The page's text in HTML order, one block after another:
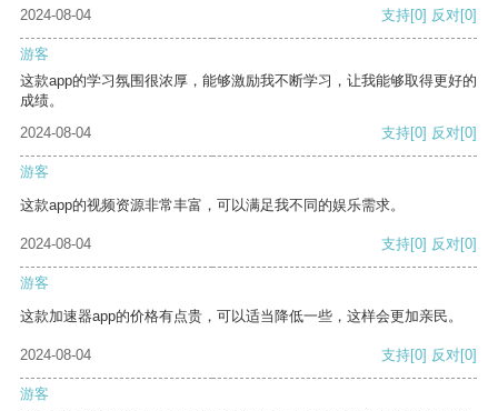
2024-08-04 支持[0] 反对[0]
游客
这款app的学习氛围很浓厚，能够激励我不断学习，让我能够取得更好的
成绩。
2024-08-04
支持[0] 反对[0]
游客
这款app的视频资源非常丰富，可以满足我不同的娱乐需求。
2024-08-04 支持[0] 反对[0]
游客
这款加速器app的价格有点贵，可以适当降低一些，这样会更加亲民。
2024-08-04 支持[0] 反对[0]
游客